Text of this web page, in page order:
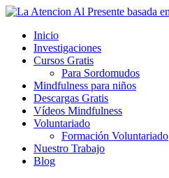
Inicio
Investigaciones
Cursos Gratis
Para Sordomudos
Mindfulness para niños
Descargas Gratis
Vídeos Mindfulness
Voluntariado
Formación Voluntariado
Nuestro Trabajo
Blog